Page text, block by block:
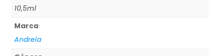
10,5ml
Marca
Andreia